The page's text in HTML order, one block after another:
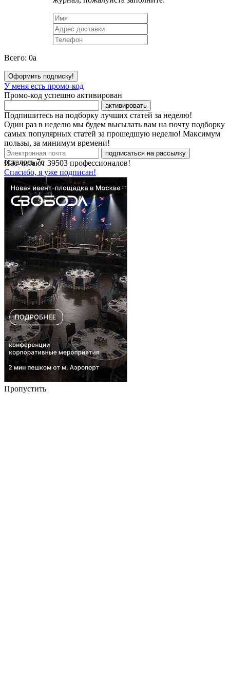
Всего: 0a
Оформить подписку!
У меня есть промо-код
Промо-код успешно активирован
активировать
Подпишитесь на подборку лучших статей за неделю!
Один раз в неделю мы будем высылать вам на почту подборку
самых популярных статей за прошедшую неделю! Максимум
пользы, за минимум времени!
подписаться на рассылку
Нас читают 39503 профессионалов!
Спасибо, я уже подписан!
осталось7с
Пропустить